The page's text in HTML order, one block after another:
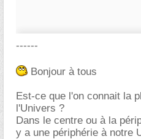
------
Bonjour à tous
Est-ce que l'on connait la
l'Univers ?
Dans le centre ou à la
y a une périphérie à notre